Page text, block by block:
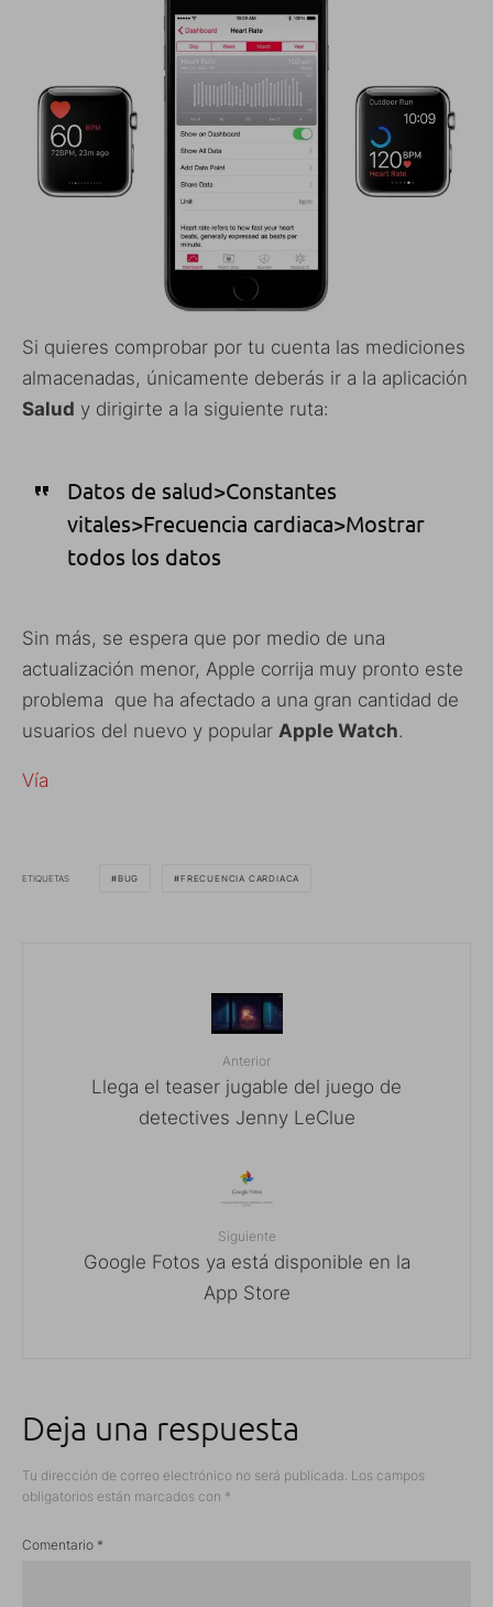
Si quieres comprobar por tu cuenta las mediciones
almacenadas, únicamente deberás ir a la aplicación
Salud y dirigirte a la siguiente ruta:
Datos de salud>Constantes
vitales>Frecuencia cardiaca>Mostrar
todos los datos
Sin más, se espera que por medio de una
actualización menor, Apple corrija muy pronto este
problema que ha afectado a una gran cantidad de
usuarios del nuevo y popular Apple Watch.
Vía
ETIQUETAS BUG FRECUENCIA CARDIACA
Anterior
Llega el teaser jugable del juego de
detectives Jenny LeClue
Siguiente
Google Fotos ya está disponible en la
App Store
Deja una respuesta
Tu dirección de correo electrónico no será publicada. Los campos
obligatorios están marcados con *
Comentario *